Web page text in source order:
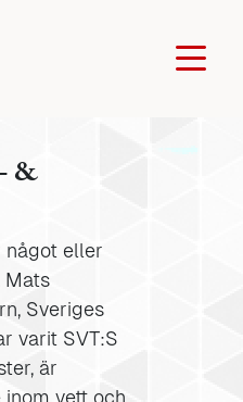
&
något eller
Mats
Sveriges
varit SVT:S
är
vett och